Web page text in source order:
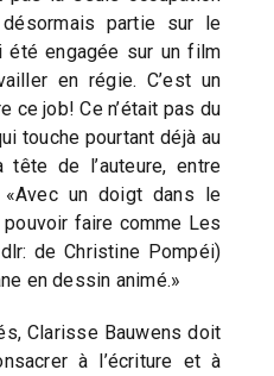
partie sur le
été engagée sur un film
en régie. C’est un
ce job! Ce n’était pas du
touche pourtant déjà au
de l’auteure, entre
«Avec un doigt dans le
faire comme Les
de Christine Pompéi)
en dessin animé.»
Clarisse Bauwens doit
à l’écriture et à